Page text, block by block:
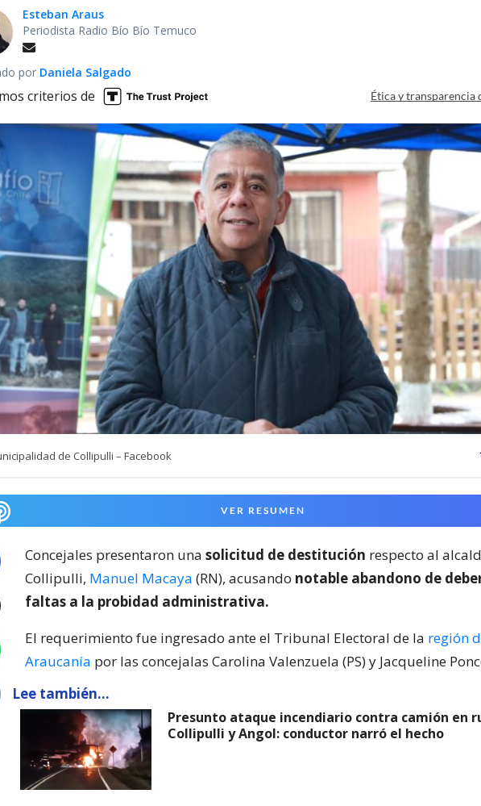
Esteban Araus
Periodista Radio Bío Bío Temuco
por Daniela Salgado
criterios de Ética y transparencia
de Collipulli – Facebook
VER RESUMEN
Concejales presentaron una solicitud de destitución respecto al
Collipulli, Manuel Macaya (RN), acusando notable abandono de
faltas a la probidad administrativa.
El requerimiento fue ingresado ante el Tribunal Electoral de la región
Araucanía por las concejalas Carolina Valenzuela (PS) y Jacqueline
Lee también...
Presunto ataque incendiario contra camión en
Collipulli y Angol: conductor narró el hecho